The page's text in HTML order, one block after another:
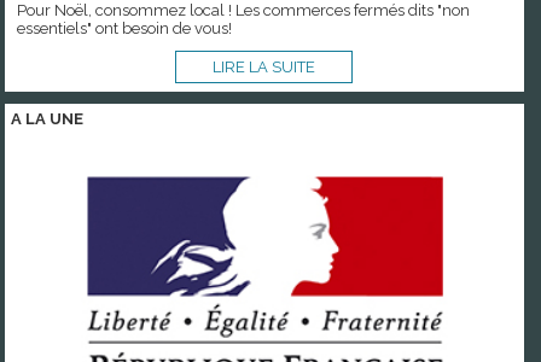
Pour Noël, consommez local ! Les commerces fermés dits "non
essentiels" ont besoin de vous!
LIRE LA SUITE
A LA UNE